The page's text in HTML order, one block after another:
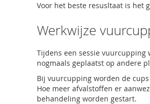
Voor het beste resusltaat is het
Werkwijze
Tijdens een sessie
nogmaals geplaatst op andere
Bij vuurcupping worden de
Hoe meer afvalstoffen er
behandeling worden gestart.